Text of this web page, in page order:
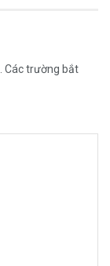
Các trường bắt